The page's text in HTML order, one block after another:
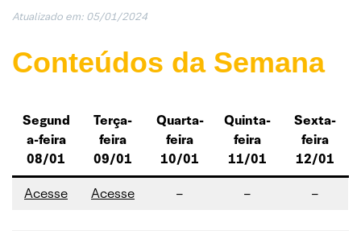
Atualizado em: 05/01/2024
Conteúdos da Semana
Segund
a-feira
08/01
Terça-
feira
09/01
Quarta-
feira
10/01
Quinta-
feira
11/01
Sexta-
feira
12/01
Acesse Acesse – – –